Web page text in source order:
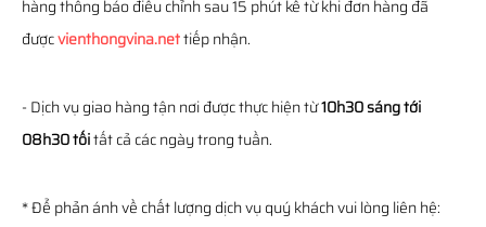
hàng thông báo điều chỉnh sau 15 phút kể từ khi đơn hàng đã
đượcvienthongvina.nettiếp nhận.
- Dịch vụ giao hàng tận nơi được thực hiện từ10h30 sáng tới
08h30 tốitất cả các ngày trong tuần.
* Để phản ánh về chất lượng dịch vụ quý khách vui lòng liên hệ: